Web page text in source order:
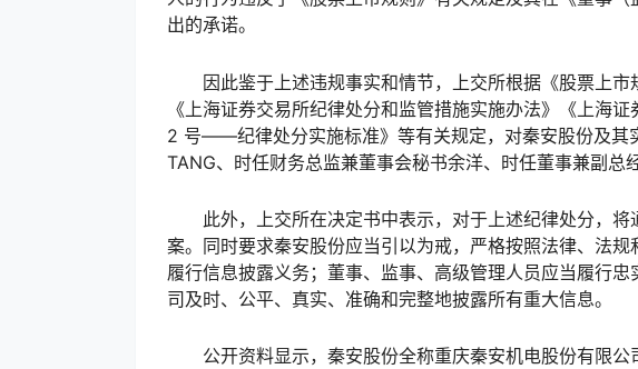
出的承诺。
因此鉴于上述违规事实和情节，上交所根据《股票上市
《上海证券交易所纪律处分和监管措施实施办法》《上海
2 号——纪律处分实施标准》等有关规定，对秦安股份及其
TANG、时任财务总监兼董事会秘书余洋、时任董事兼副总
此外，上交所在决定书中表示，对于上述纪律处分，将
案。同时要求秦安股份应当引以为戒，严格按照法律、法
履行信息披露义务；董事、监事、高级管理人员应当履行
司及时、公平、真实、准确和完整地披露所有重大信息。
公开资料显示，秦安股份全称重庆秦安机电股份有限公